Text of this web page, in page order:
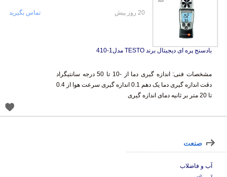
بادسنج پره ای دیجیتال برند TESTO مدل1-410
مشخصات فنی: اندازه گیری دما از -10 تا 50 درجه سانتیگراد
دقت اندازه گیری دما یک دهم 0.1 اندازه گیری سرعت هوا از 0.4
تا 20 متر بر ثانیه دمای اندازه گیری
20 روز پیش تماس بگیرید
صنعت
آب و فاضلاب